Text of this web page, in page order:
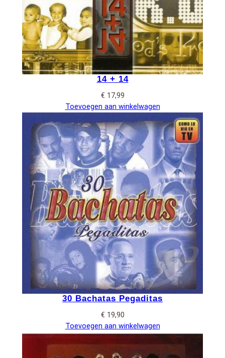
14 + 14
€ 17,99
Toevoegen aan winkelwagen
30 Bachatas Pegaditas
€ 19,90
Toevoegen aan winkelwagen